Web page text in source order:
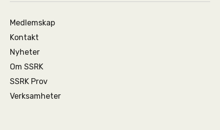
Medlemskap
Kontakt
Nyheter
Om SSRK
SSRK Prov
Verksamheter